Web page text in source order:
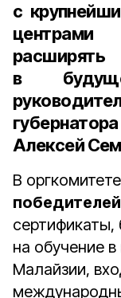
с
в
Алексей
В
победителей
сертификаты,
на обучение
Малайзии,